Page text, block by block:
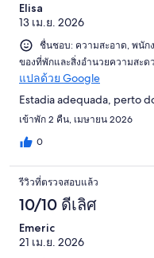
Elisa
13 เม.ย. 2026
ชื่นชอบ: ความสะอาด, พนัก
ของที่พักและสิ่งอำนวยความสะด
แปลด้วย Google
Estadia adequada, perto
เข้าพัก 2 คืน, เมษายน 2026
0
รีวิวที่ตรวจสอบแล้ว
10/10 ดีเลิศ
Emeric
21 เม.ย. 2026